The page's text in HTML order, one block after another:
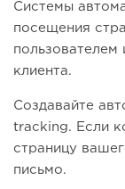
Системы
посещения
пользователем
клиента.
Создавайте
tracking. Если
страницу
письмо.